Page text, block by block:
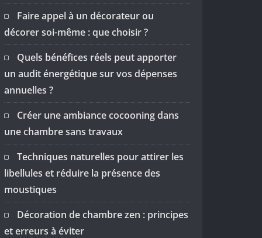
Faire appel à un décorateur ou
décorer soi-même : que choisir ?
Quels bénéfices réels peut apporter
un audit énergétique sur vos dépenses
annuelles ?
Créer une ambiance cocooning dans
une chambre sans travaux
Techniques naturelles pour attirer les
libellules et réduire la présence des
moustiques
Décoration de chambre zen : principes
et erreurs à éviter